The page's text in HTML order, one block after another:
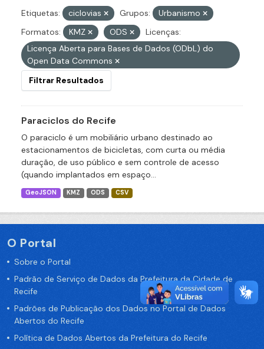
Etiquetas: ciclovias Grupos:
Urbanismo
Formatos:
KMZ ODS
Licenças:
Licença Aberta para Bases de Dados (ODbL) do
Open Data Commons
Filtrar Resultados
Paraciclos do Recife
O paraciclo é um mobiliário urbano destinado ao
estacionamentos de bicicletas, com curta ou média
duração, de uso público e sem controle de acesso
(quando implantados em espaço...
GeoJSON KMZ ODS CSV
O Portal
Sobre o Portal
Padrão de Serviço de Dados da Prefeitura da Cidade de
Recife
Padrões de Publicação dos Dados no Portal de Dados
Abertos do Recife
Política de Dados Abertos da Prefeitura do Recife